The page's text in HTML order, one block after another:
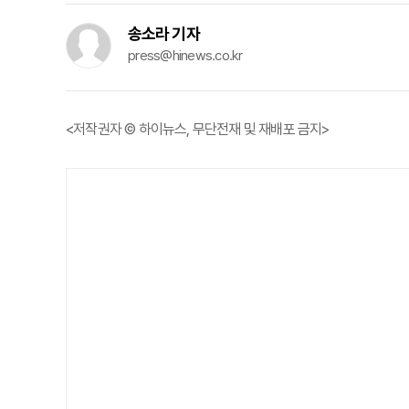
송소라 기자
press@hinews.co.kr
<저작권자 © 하이뉴스, 무단전재 및 재배포 금지>